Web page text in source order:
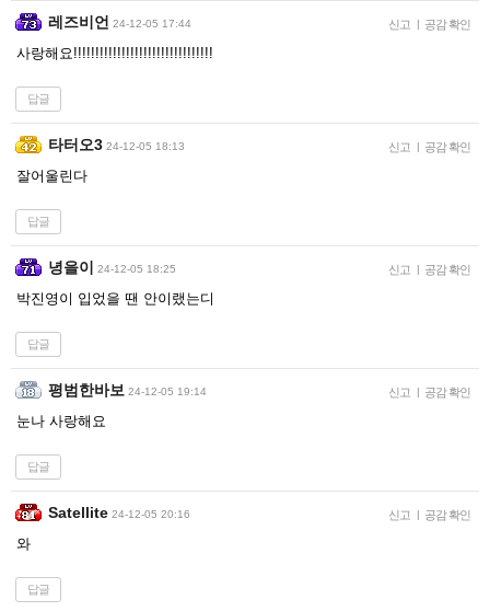
레즈비언 24-12-05 17:44 신고 | 공감 확인
사랑해요!!!!!!!!!!!!!!!!!!!!!!!!!!!!!!!!
답글
타터오3 24-12-05 18:13 신고 | 공감 확인
잘어울린다
답글
녕을이 24-12-05 18:25 신고 | 공감 확인
박진영이 입었을 땐 안이랬는디
답글
평범한바보 24-12-05 19:14 신고 | 공감 확인
눈나 사랑해요
답글
Satellite 24-12-05 20:16 신고 | 공감 확인
와
답글